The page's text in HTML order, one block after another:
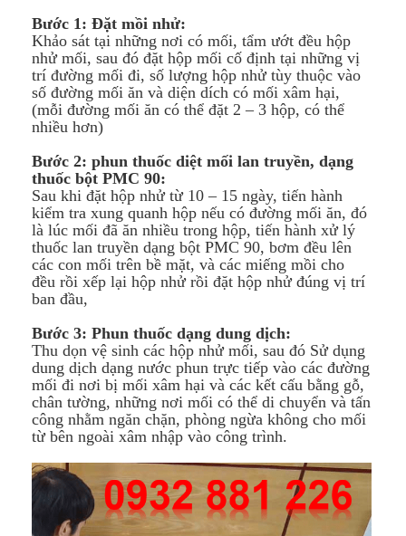
Bước 1: Đặt mồi nhử:
Khảo sát tại những nơi có mối, tẩm ướt đều hộp
nhử mối, sau đó đặt hộp mối cố định tại những vị
trí đường mối đi, số lượng hộp nhử tùy thuộc vào
số đường mối ăn và diện dích có mối xâm hại,
(mỗi đường mối ăn có thể đặt 2 – 3 hộp, có thể
nhiều hơn)
Bước 2: phun thuốc diệt mối lan truyền, dạng
thuốc bột PMC 90:
Sau khi đặt hộp nhử từ 10 – 15 ngày, tiến hành
kiểm tra xung quanh hộp nếu có đường mối ăn, đó
là lúc mối đã ăn nhiều trong hộp, tiến hành xử lý
thuốc lan truyền dạng bột PMC 90, bơm đều lên
các con mối trên bề mặt, và các miếng mồi cho
đều rồi xếp lại hộp nhử rồi đặt hộp nhử đúng vị trí
ban đầu,
Bước 3: Phun thuốc dạng dung dịch:
Thu dọn vệ sinh các hộp nhử mối, sau đó Sử dụng
dung dịch dạng nước phun trực tiếp vào các đường
mối đi nơi bị mối xâm hại và các kết cấu bằng gỗ,
chân tường, những nơi mối có thể di chuyển và tấn
công nhằm ngăn chặn, phòng ngừa không cho mối
từ bên ngoài xâm nhập vào công trình.